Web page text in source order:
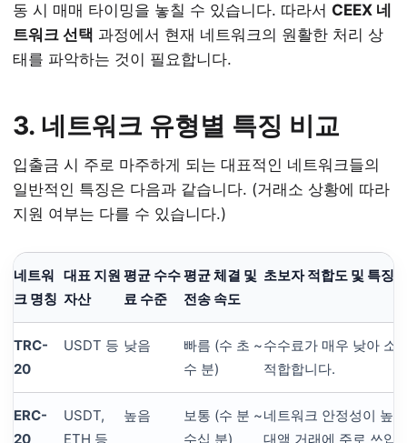
동 시 매매 타이밍을 놓칠 수 있습니다. 따라서 CEEX 네
트워크 선택 과정에서 현재 네트워크의 원활한 처리 상
태를 파악하는 것이 필요합니다.
3. 네트워크 유형별 특징 비교
입출금 시 주로 마주하게 되는 대표적인 네트워크들의
일반적인 특징은 다음과 같습니다. (거래소 상황에 따라
지원 여부는 다를 수 있습니다.)
네트워
크 명칭
대표 지원
자산
평균 수수
료 수준
평균 체결 및
전송 속도
초보자 적합도 및 특징
TRC-
20
USDT 등 낮음
빠름 (수 초 ~
수 분)
수수료가 매우 낮아 소
적합합니다.
ERC-
20
USDT,
ETH 등
높음
보통 (수 분 ~
수십 분)
네트워크 안정성이 높
대액 거래에 주로 쓰입